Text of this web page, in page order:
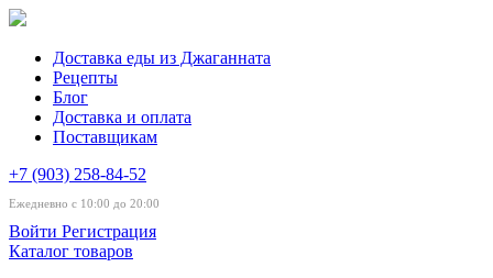
Доставка еды из Джаганната
Рецепты
Блог
Доставка и оплата
Поставщикам
+7 (903) 258-84-52
Ежедневно с 10:00 до 20:00
Войти Регистрация
Каталог товаров